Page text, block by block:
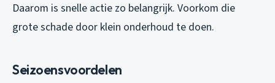
Daarom is snelle actie zo belangrijk. Voorkom die
grote schade door klein onderhoud te doen.
Seizoensvoordelen